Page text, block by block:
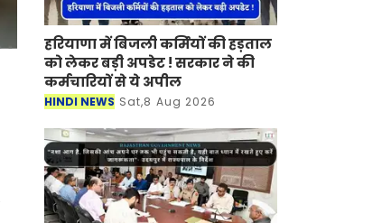
हरियाणा में बिजली कर्मियों की हड़ताल
को लेकर बड़ी अपडेट ! सरकार ने की
कर्मचारियों से ये अपील
HINDI NEWS Sat,8 Aug 2026